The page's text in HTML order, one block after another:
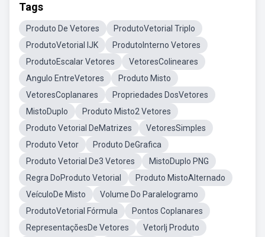
Tags
Produto De Vetores
ProdutoVetorial Triplo
ProdutoVetorial IJK
ProdutoInterno Vetores
ProdutoEscalar Vetores
VetoresColineares
Angulo EntreVetores
Produto Misto
VetoresCoplanares
Propriedades DosVetores
MistoDuplo
Produto Misto2 Vetores
Produto Vetorial DeMatrizes
VetoresSimples
Produto Vetor
Produto DeGrafica
Produto Vetorial De3 Vetores
MistoDuplo PNG
Regra DoProduto Vetorial
Produto MistoAlternado
VeículoDe Misto
Volume Do Paralelogramo
ProdutoVetorial Fórmula
Pontos Coplanares
RepresentaçõesDe Vetores
VetorIj Produto